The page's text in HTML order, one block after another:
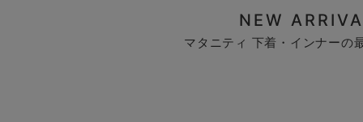
NEW
マタニティ 下着・インナーの